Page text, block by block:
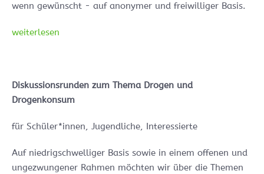
wenn gewünscht - auf anonymer und freiwilliger Basis.
weiterlesen
Diskussionsrunden zum Thema Drogen und
Drogenkonsum
für Schüler*innen, Jugendliche, Interessierte
Auf niedrigschwelliger Basis sowie in einem offenen und
ungezwungener Rahmen möchten wir über die Themen